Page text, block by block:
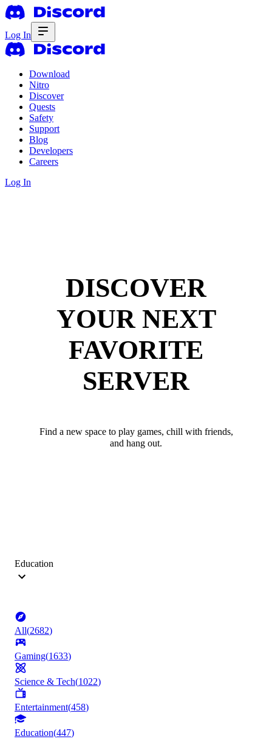
Log In
Download
Nitro
Discover
Quests
Safety
Support
Blog
Developers
Careers
Log In
DISCOVER
YOUR NEXT
FAVORITE
SERVER
Find a new space to play games, chill with friends,
and hang out.
Education
All(2682)
Gaming(1633)
Science & Tech(1022)
Entertainment(458)
Education(447)